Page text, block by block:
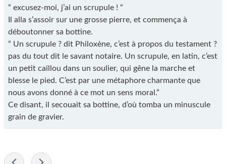
“ excusez-moi, j’ai un scrupule ! “
Il alla s’assoir sur une grosse pierre, et commença à
déboutonner sa bottine.
“ Un scrupule ? dit Philoxène, c’est à propos du testament ?
pas du tout dit le savant notaire. Un scrupule, en latin, c’est
un petit caillou dans un soulier, qui gêne la marche et
blesse le pied. C’est par une métaphore charmante que
nous avons donné à ce mot un sens moral.”
Ce disant, il secouait sa bottine, d’où tomba un minuscule
grain de gravier.